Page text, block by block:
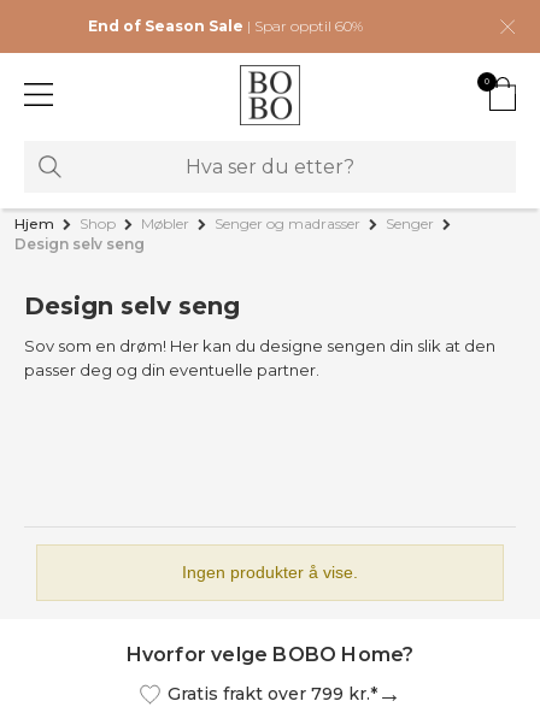
End of Season Sale | Spar opptil 60%
0
Hjem Shop Møbler Senger og madrasser
Senger
Design selv seng
Design selv seng
Sov som en drøm! Her kan du designe sengen din slik at den
passer deg og din eventuelle partner.
Ingen produkter å vise.
Hvorfor velge BOBO Home?
Gratis frakt over 799 kr.*